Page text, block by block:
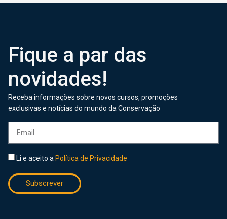
Fique a par das
novidades!
Receba informações sobre novos cursos, promoções
exclusivas e notícias do mundo da Conservação
Li e aceito a Política de Privacidade
Subscrever